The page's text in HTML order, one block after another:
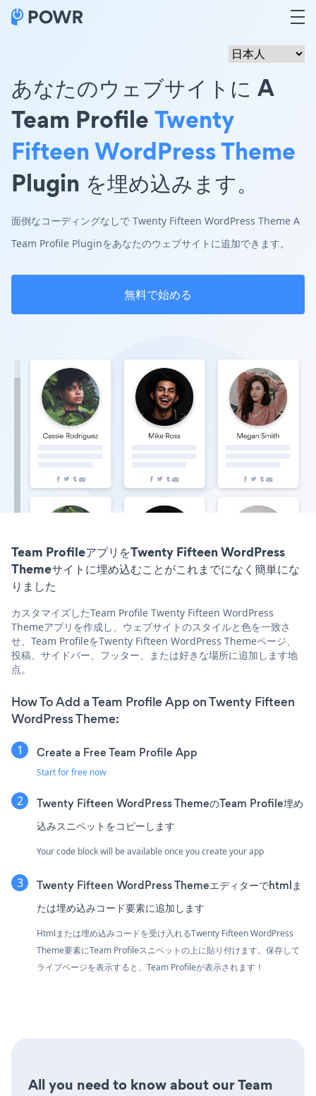
あなたのウェブサイトに A
Team ProfileTwenty
Fifteen WordPress Theme
Plugin を埋め込みます。
面倒なコーディングなしで Twenty Fifteen WordPress Theme A
Team Profile Pluginをあなたのウェブサイトに追加できます。
無料で始める
Team ProfileアプリをTwenty Fifteen WordPress
Themeサイトに埋め込むことがこれまでになく簡単にな
りました
カスタマイズしたTeam Profile Twenty Fifteen WordPress
Themeアプリを作成し、ウェブサイトのスタイルと色を一致さ
せ、Team ProfileをTwenty Fifteen WordPress Themeページ、
投稿、サイドバー、フッター、または好きな場所に追加します地
点。
How To Add a Team Profile App on Twenty Fifteen
WordPress Theme:
Create a Free Team Profile App
Start for free now
Twenty Fifteen WordPress ThemeのTeam Profile埋め
込みスニペットをコピーします
Your code block will be available once you create your app
Twenty Fifteen WordPress Themeエディターでhtmlま
たは埋め込みコード要素に追加します
Htmlまたは埋め込みコードを受け入れるTwenty Fifteen WordPress
Theme要素にTeam Profileスニペットの上に貼り付けます。保存して
ライブページを表示すると、Team Profileが表示されます！
All you need to know about our Team